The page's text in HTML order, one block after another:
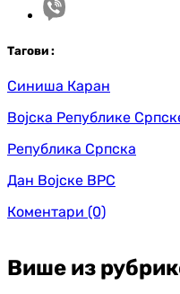
Тагови :
Синиша Каран
Војска Републике
Република Српска
Дан Војске ВРС
Коментари (0)
Више из